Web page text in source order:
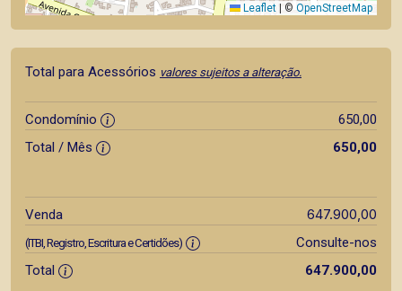
Leaflet © OpenStreetMap
Total para Acessórios valores sujeitos a alteração.
Condomínio
650,00
Total / Mês
650,00
Venda 647.900,00
(ITBI, Registro, Escritura e Certidões)
Consulte-nos
Total
647.900,00